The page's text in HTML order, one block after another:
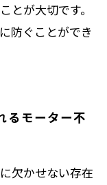
とが大切です。
防ぐことができ
るモーター不
欠かせない存在